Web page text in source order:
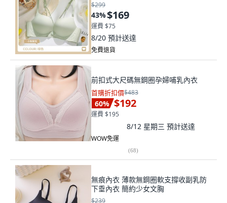
$299
43%$169
運費 $75
8/20 預計送達
免費退貨
前扣式大尺碼無鋼圈孕婦哺乳內衣
首購折扣價$483
60% $192
運費 $195
8/12 星期三 預計送達
WOW免運
(68)
無痕內衣 薄款無鋼圈軟支撐收副乳防
下垂內衣 簡約少女文胸
$239